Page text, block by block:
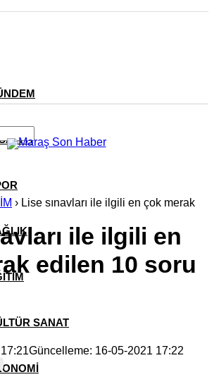
SANAT
› Lise sınavları ile ilgili en çok merak
ile ilgili en
edilen 10 soru
Güncelleme: 16-05-2021 17:22